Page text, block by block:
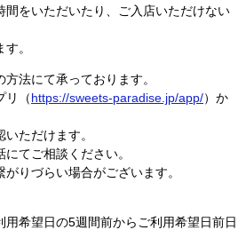
間をいただいたり、ご入店いただけない
。
法にて承っております。
リ（https://sweets-paradise.jp/app/）か
ただけます。
てご相談ください。
りづらい場合がございます。
希望日の5週間前からご利用希望日前日